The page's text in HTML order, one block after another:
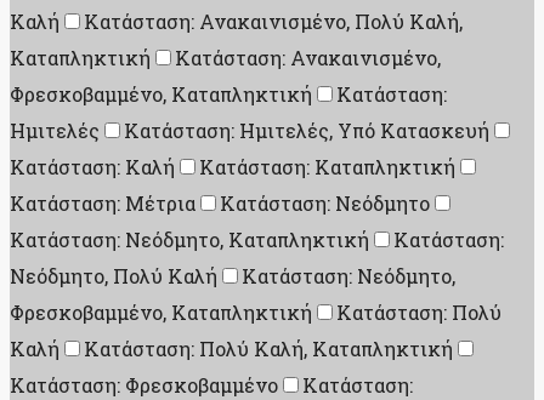
Καλή
Κατάσταση: Ανακαινισμένο, Πολύ Καλή,
Καταπληκτική
Κατάσταση: Ανακαινισμένο,
Φρεσκοβαμμένο, Καταπληκτική
Κατάσταση:
Ημιτελές
Κατάσταση: Ημιτελές, Υπό Κατασκευή
Κατάσταση: Καλή
Κατάσταση: Καταπληκτική
Κατάσταση: Μέτρια
Κατάσταση: Νεόδμητο
Κατάσταση: Νεόδμητο, Καταπληκτική
Κατάσταση:
Νεόδμητο, Πολύ Καλή
Κατάσταση: Νεόδμητο,
Φρεσκοβαμμένο, Καταπληκτική
Κατάσταση: Πολύ
Καλή
Κατάσταση: Πολύ Καλή, Καταπληκτική
Κατάσταση: Φρεσκοβαμμένο
Κατάσταση: